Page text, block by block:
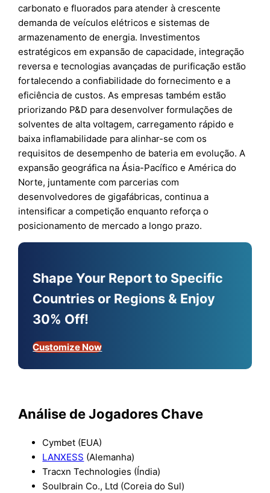
carbonato e fluorados para atender à crescente
demanda de veículos elétricos e sistemas de
armazenamento de energia. Investimentos
estratégicos em expansão de capacidade, integração
reversa e tecnologias avançadas de purificação estão
fortalecendo a confiabilidade do fornecimento e a
eficiência de custos. As empresas também estão
priorizando P&D para desenvolver formulações de
solventes de alta voltagem, carregamento rápido e
baixa inflamabilidade para alinhar-se com os
requisitos de desempenho de bateria em evolução. A
expansão geográfica na Ásia-Pacífico e América do
Norte, juntamente com parcerias com
desenvolvedores de gigafábricas, continua a
intensificar a competição enquanto reforça o
posicionamento de mercado a longo prazo.
Shape Your Report to Specific
Countries or Regions & Enjoy
30% Off!
Customize Now
Análise de Jogadores Chave
Cymbet (EUA)
LANXESS (Alemanha)
Tracxn Technologies (Índia)
Soulbrain Co., Ltd (Coreia do Sul)